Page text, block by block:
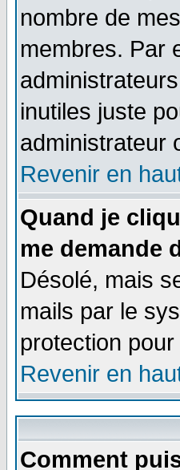
nombre de
membres. Par
inutiles juste
administrateur
Revenir en
Quand je
me demande
Désolé, mais
mails par le
protection
Revenir en
Comment